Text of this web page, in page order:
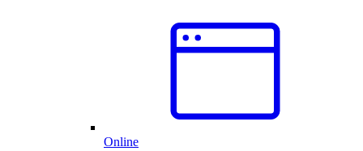
Online